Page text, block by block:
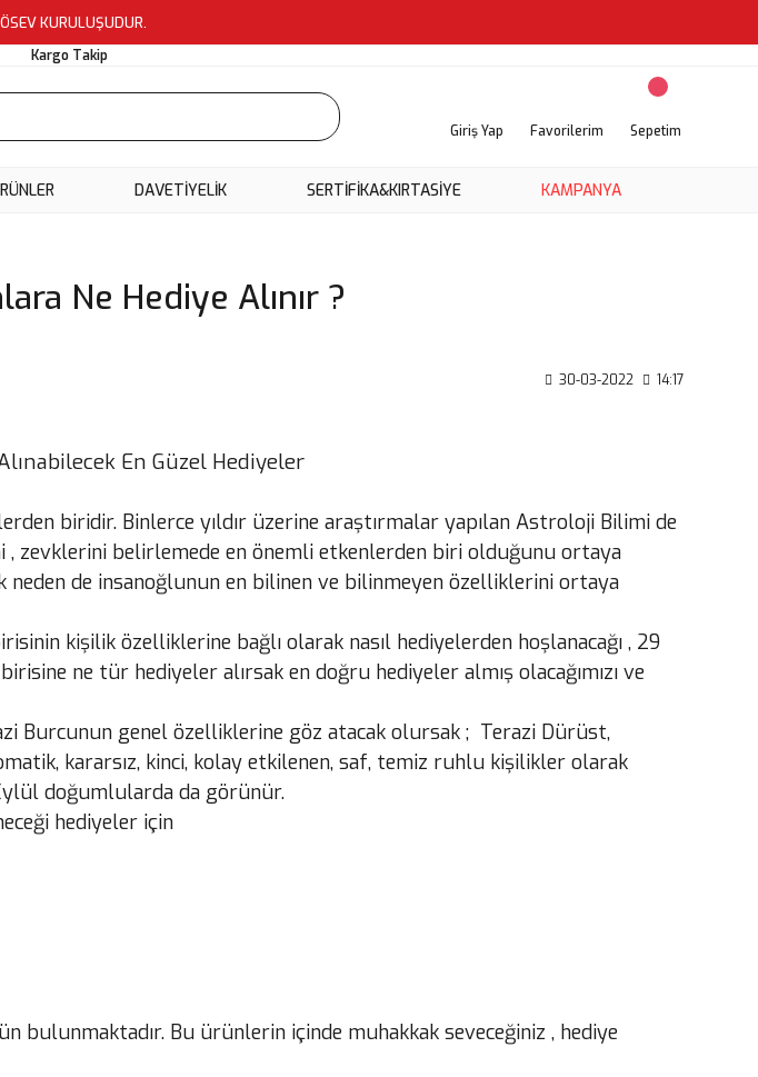
KURULUŞUDUR.
Kargo Takip
Giriş Yap Favorilerim Sepetim
DAVETİYELİK SERTİFİKA&KIRTASİYE KAMPANYA
Ne Hediye Alınır ?
30-03-2022 14:17
En Güzel Hediyeler
biridir. Binlerce yıldır üzerine araştırmalar yapılan Astroloji Bilimi de
, zevklerini belirlemede en önemli etkenlerden biri olduğunu ortaya
de insanoğlunun en bilinen ve bilinmeyen özelliklerini ortaya
kişilik özelliklerine bağlı olarak nasıl hediyelerden hoşlanacağı , 29
ne tür hediyeler alırsak en doğru hediyeler almış olacağımızı ve
Burcunun genel özelliklerine göz atacak olursak ; Terazi Dürüst,
kararsız, kinci, kolay etkilenen, saf, temiz ruhlu kişilikler olarak
doğumlularda da görünür.
hediyeler için
Bu ürünlerin içinde muhakkak seveceğiniz , hediye